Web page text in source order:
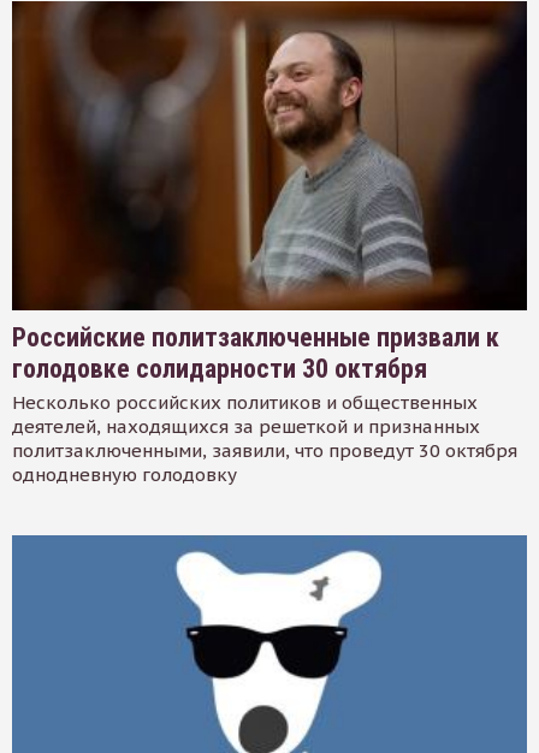
Российские политзаключенные призвали к
голодовке солидарности 30 октября
Несколько российских политиков и общественных
деятелей, находящихся за решеткой и признанных
политзаключенными, заявили, что проведут 30 октября
однодневную голодовку